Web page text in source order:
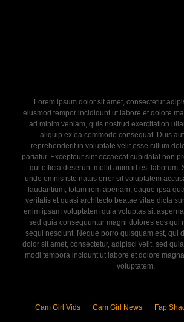
Lorem ipsum dolor sit amet, consectetur
eiusmod tempor incididunt ut labore et dolore
ad minim veniam, quis nostrud exercitation
aliquip ex ea commodo consequat. Duis
reprehenderit in voluptate velit esse cillum
pariatur. Excepteur sint occaecat cupidatat non
qui officia deserunt mollit anim id est laborum.
unde omnis iste natus error sit voluptatem
laudantium, totam rem aperiam, eaque ipsa
veritatis et quasi architecto beatae vitae dicta
enim ipsam voluptatem quia voluptas sit
sed quia consequuntur magni dolores eos qui
sequi nesciunt. Neque porro quisquam est, qui
dolor sit amet, consectetur, adipisci velit, sed
modi tempora incidunt ut labore et dolore
voluptatem.
Cam Girl Vids Cam Girl News Fap